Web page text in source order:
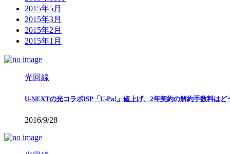
2015年5月
2015年3月
2015年2月
2015年1月
光回線
U-NEXTの光コラボISP「U-Pa!」値上げ、2年契約の解約手数料はど
2016/9/28